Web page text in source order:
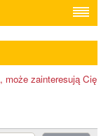
zainteresują Cię